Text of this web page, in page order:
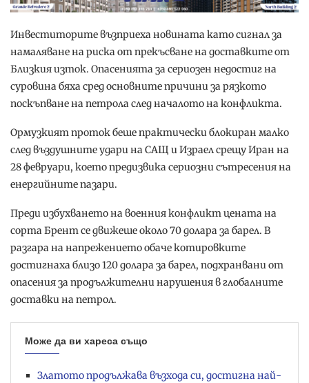
Инвеститорите възприеха новината като сигнал за
намаляване на риска от прекъсване на доставките от
Близкия изток. Опасенията за сериозен недостиг на
суровина бяха сред основните причини за рязкото
поскъпване на петрола след началото на конфликта.
Ормузкият проток беше практически блокиран малко
след въздушните удари на САЩ и Израел срещу Иран на
28 февруари, което предизвика сериозни сътресения на
енергийните пазари.
Преди избухването на военния конфликт цената на
сорта Брент се движеше около 70 долара за барел. В
разгара на напрежението обаче котировките
достигнаха близо 120 долара за барел, подхранвани от
опасения за продължителни нарушения в глобалните
доставки на петрол.
Може да ви хареса също
Златото продължава възхода си, достигна най-